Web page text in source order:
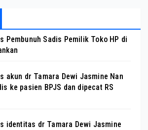
Pembunuh Sadis Pemilik Toko HP di
akun dr Tamara Dewi Jasmine Nan
ke pasien BPJS dan dipecat RS
identitas dr Tamara Dewi Jasmine